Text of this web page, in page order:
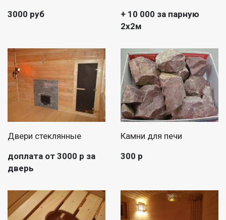
3000 руб
+ 10 000 за парную
2х2м
Двери стеклянные
доплата от 3000 р за
дверь
Камни для печи
300 р